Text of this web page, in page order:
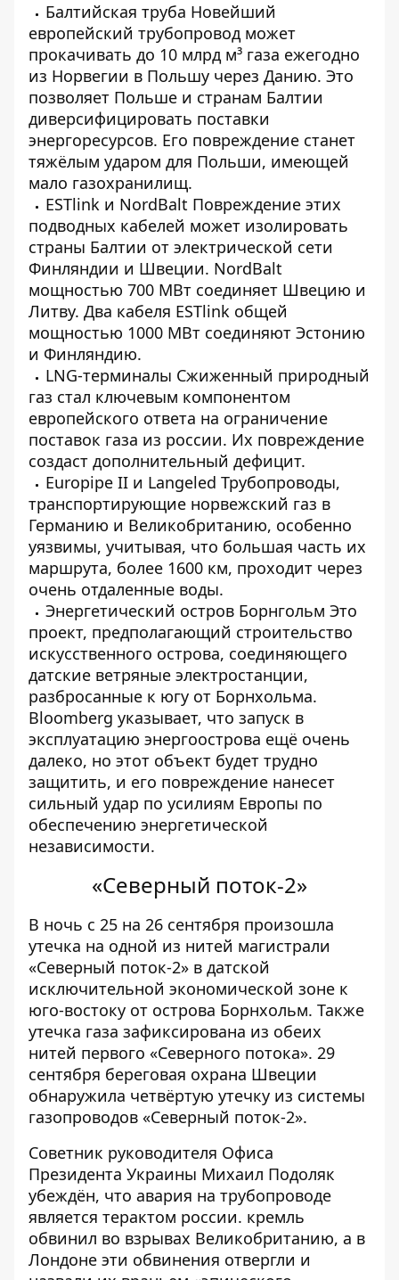
Балтийская труба Новейший
европейский трубопровод может
прокачивать до 10 млрд м³ газа ежегодно
из Норвегии в Польшу через Данию. Это
позволяет Польше и странам Балтии
диверсифицировать поставки
энергоресурсов. Его повреждение станет
тяжёлым ударом для Польши, имеющей
мало газохранилищ.
ESTlink и NordBalt Повреждение этих
подводных кабелей может изолировать
страны Балтии от электрической сети
Финляндии и Швеции. NordBalt
мощностью 700 МВт соединяет Швецию и
Литву. Два кабеля ESTlink общей
мощностью 1000 МВт соединяют Эстонию
и Финляндию.
LNG-терминалы Сжиженный природный
газ стал ключевым компонентом
европейского ответа на ограничение
поставок газа из россии. Их повреждение
создаст дополнительный дефицит.
Europipe II и Langeled Трубопроводы,
транспортирующие норвежский газ в
Германию и Великобританию, особенно
уязвимы, учитывая, что большая часть их
маршрута, более 1600 км, проходит через
очень отдаленные воды.
Энергетический остров Борнгольм Это
проект, предполагающий строительство
искусственного острова, соединяющего
датские ветряные электростанции,
разбросанные к югу от Борнхольма.
Bloomberg указывает, что запуск в
эксплуатацию энергоострова ещё очень
далеко, но этот объект будет трудно
защитить, и его повреждение нанесет
сильный удар по усилиям Европы по
обеспечению энергетической
независимости.
«Северный поток-2»
В ночь с 25 на 26 сентября произошла
утечка на одной из нитей магистрали
«Северный поток-2» в датской
исключительной экономической зоне к
юго-востоку от острова Борнхольм. Также
утечка газа зафиксирована из обеих
нитей первого «Северного потока». 29
сентября береговая охрана Швеции
обнаружила четвёртую утечку из системы
газопроводов «Северный поток-2».
Советник руководителя Офиса
Президента Украины Михаил Подоляк
убеждён, что авария на трубопроводе
является терактом россии. кремль
обвинил во взрывах Великобританию, а в
Лондоне эти обвинения отвергли и